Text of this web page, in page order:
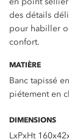
des détails
pour habiller
confort.
MATIÈRE
Banc tapissé
piétement en
DIMENSIONS
LxPxHt